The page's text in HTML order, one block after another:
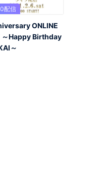
配信
ONLINE
～Happy Birthday
～